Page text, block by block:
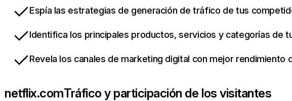
Espía las estrategias de generación de tráfico de tus
Identifica los principales productos, servicios y categorías de
Revela los canales de marketing digital con mejor rendimiento
netflix.comTráfico y participación de los visitantes